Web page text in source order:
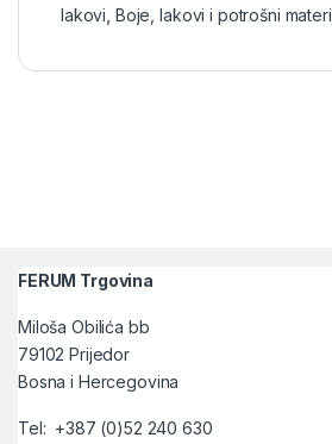
lakovi Boje, lakovi i potrošni
FERUM Trgovina
Miloša Obilića bb
79102 Prijedor
Bosna i Hercegovina
Tel: +387 (0)52 240 630